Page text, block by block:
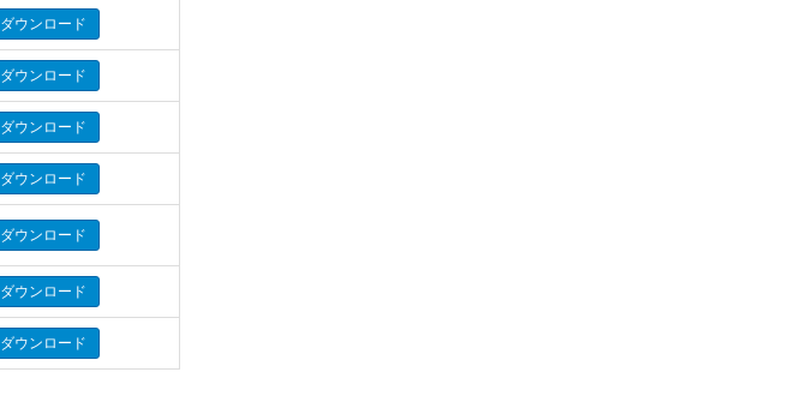
ダウンロード
ダウンロード
ダウンロード
ダウンロード
ダウンロード
ダウンロード
ダウンロード